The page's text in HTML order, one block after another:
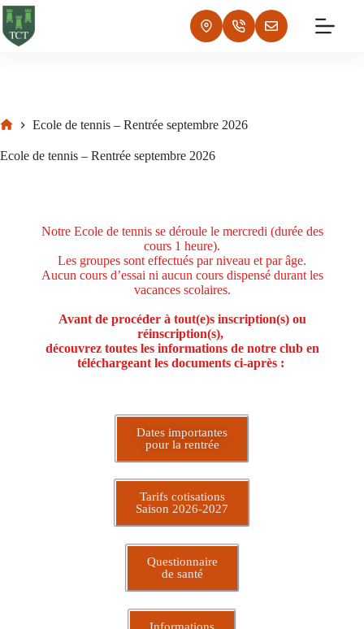
Ecole de tennis – Rentrée septembre 2026
Ecole de tennis – Rentrée septembre 2026
Notre Ecole de tennis se déroule le mercredi (durée des
cours 1 heure).
Les groupes sont effectués par niveau et par âge.
Aucun cours d’essai ni aucun cours dispensé durant les
vacances scolaires.
Avant de procéder à tout(e)s inscription(s) ou
réinscription(s),
découvrez toutes les informations de notre club en
téléchargeant les documents ci-après :
Dates importantes
pour la rentrée
Tarifs cotisations
Saison 2026-2027
Questionnaire
de santé